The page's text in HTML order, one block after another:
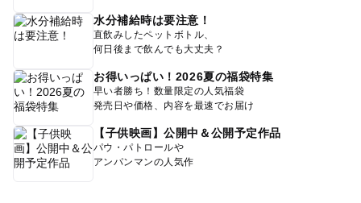
水分補給時は要注意！
直飲みしたペットボトル、
何日後まで飲んでも大丈夫？
お得いっぱい！2026夏の福袋特集
早い者勝ち！数量限定の人気福袋
発売日や価格、内容を最速でお届け
【子供映画】公開中＆公開予定作品
パウ・パトロールや
アンパンマンの人気作